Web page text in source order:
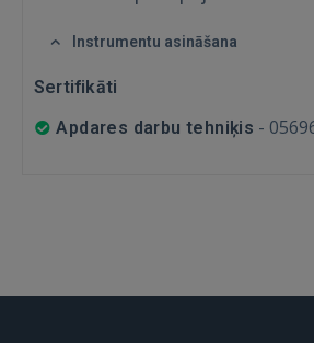
REĢISTRĀCIJA
Instrumentu asināšana
Sertifikāti
Apdares darbu tehniķis -